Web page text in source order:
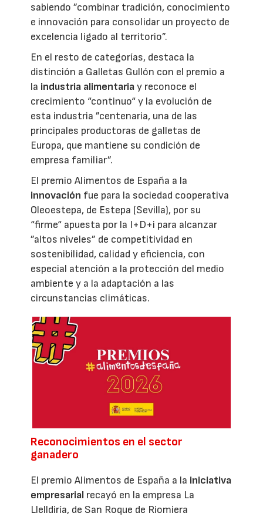
sabiendo ”combinar tradición, conocimiento
e innovación para consolidar un proyecto de
excelencia ligado al territorio”.
En el resto de categorías, destaca la
distinción a Galletas Gullón con el premio a
la industria alimentariay reconoce el
crecimiento “continuo“ y la evolución de
esta industria ”centenaria, una de las
principales productoras de galletas de
Europa, que mantiene su condición de
empresa familiar”.
El premio Alimentos de España a la
innovación fue para la sociedad cooperativa
Oleoestepa, de Estepa (Sevilla), por su
“firme“ apuesta por la I+D+i para alcanzar
”altos niveles” de competitividad en
sostenibilidad, calidad y eficiencia, con
especial atención a la protección del medio
ambiente y a la adaptación a las
circunstancias climáticas.
Reconocimientos en el sector
ganadero
El premio Alimentos de España a la iniciativa
empresarial recayó en la empresa La
Llelldiría, de San Roque de Riomiera